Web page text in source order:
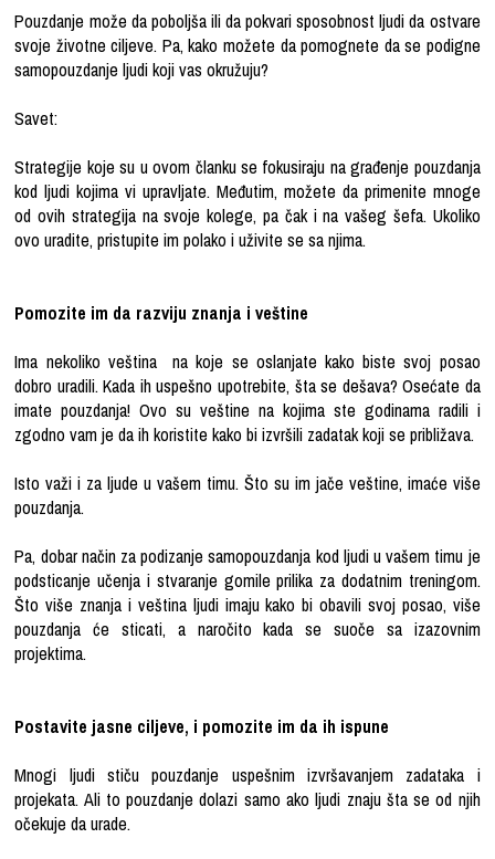
Pouzdanje može da poboljša ili da pokvari sposobnost ljudi da ostvare
svoje životne ciljeve. Pa, kako možete da pomognete da se podigne
samopouzdanje ljudi koji vas okružuju?
Savet:
Strategije koje su u ovom članku se fokusiraju na građenje pouzdanja
kod ljudi kojima vi upravljate. Međutim, možete da primenite mnoge
od ovih strategija na svoje kolege, pa čak i na vašeg šefa. Ukoliko
ovo uradite, pristupite im polako i uživite se sa njima.
Pomozite im da razviju znanja i veštine
Ima nekoliko veština na koje se oslanjate kako biste svoj posao
dobro uradili. Kada ih uspešno upotrebite, šta se dešava? Osećate da
imate pouzdanja! Ovo su veštine na kojima ste godinama radili i
zgodno vam je da ih koristite kako bi izvršili zadatak koji se približava.
Isto važi i za ljude u vašem timu. Što su im jače veštine, imaće više
pouzdanja.
Pa, dobar način za podizanje samopouzdanja kod ljudi u vašem timu je
podsticanje učenja i stvaranje gomile prilika za dodatnim treningom.
Što više znanja i veština ljudi imaju kako bi obavili svoj posao, više
pouzdanja će sticati, a naročito kada se suoče sa izazovnim
projektima.
Postavite jasne ciljeve, i pomozite im da ih ispune
Mnogi ljudi stiču pouzdanje uspešnim izvršavanjem zadataka i
projekata. Ali to pouzdanje dolazi samo ako ljudi znaju šta se od njih
očekuje da urade.